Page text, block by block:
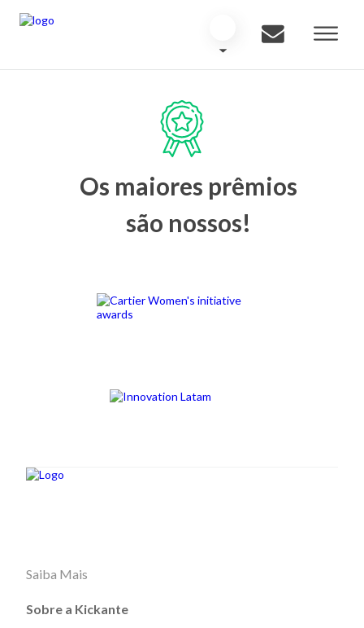
Os maiores prêmios
são nossos!
Saiba Mais
Sobre a Kickante